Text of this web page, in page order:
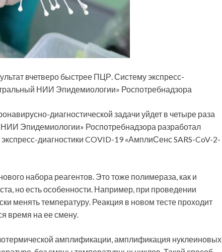
вчетверо быстрее ПЦР. Систему экспресс-
НИИ Эпидемиологии» Роспотребнадзора
диагностической задачи уйдет в четыре раза
Эпидемиологии» Роспотребнадзора разработал
диагностики COVID-19 «АмплиСенс SARS-CoV-2-
набора реагентов. Это тоже полимераза, как и
но есть особенности. Например, при проведении
менять температуру. Реакция в новом тесте проходит
время на ее смену.
амплификации, амплификация нуклеиновых